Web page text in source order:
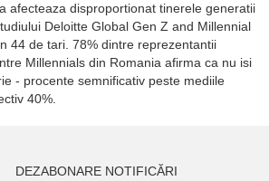
afecteaza disproportionat tinerele generatii
Deloitte Global Gen Z and Millennial
44 de tari. 78% dintre reprezentantii
Millennials din Romania afirma ca nu isi
- procente semnificativ peste mediile
40%.
DEZABONARE NOTIFICĂRI